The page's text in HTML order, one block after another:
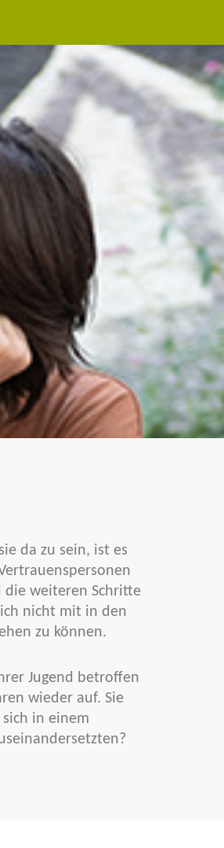
da zu sein, ist es
die weiteren Schritte
nicht mit in den
zu können.
Jugend betroffen
wieder auf. Sie
in einem